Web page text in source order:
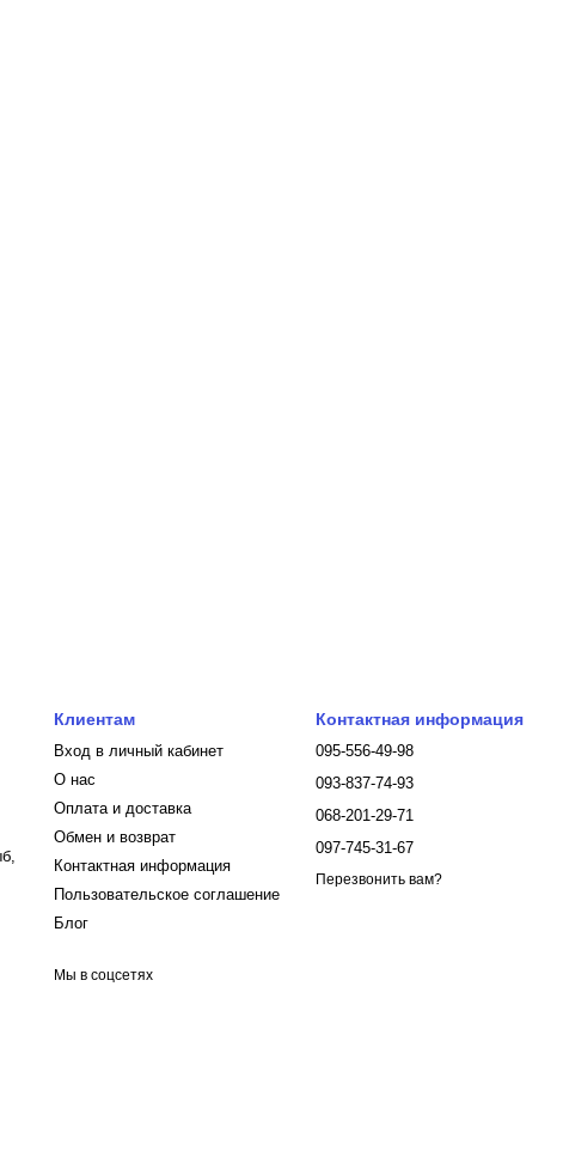
Клиентам
Вход в личный кабинет
О нас
Оплата и доставка
Обмен и возврат
Контактная информация
Пользовательское соглашение
Блог
Мы в соцсетях
Контактная информация
095-556-49-98
093-837-74-93
068-201-29-71
097-745-31-67
Перезвонить вам?